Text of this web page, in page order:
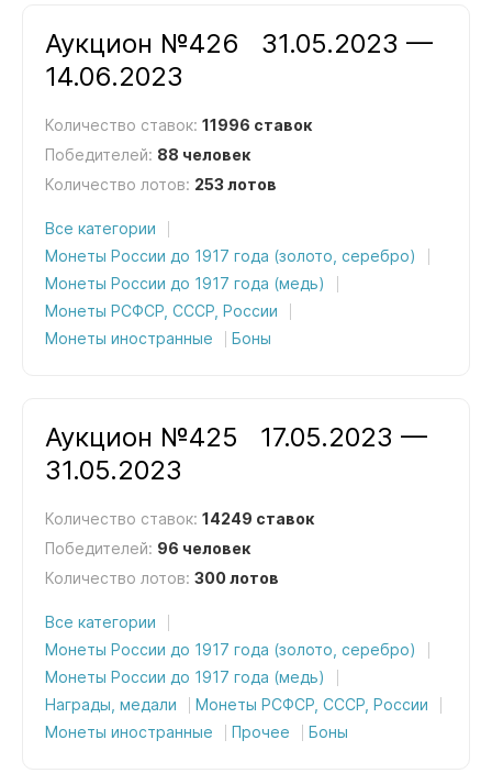
Аукцион №426
31.05.2023 —
14.06.2023
Количество ставок: 11996 ставок
Победителей: 88 человек
Количество лотов: 253 лотов
Все категории
Монеты России до 1917 года (золото, серебро)
Монеты России до 1917 года (медь)
Монеты РСФСР, СССР, России
Монеты иностранные
Боны
Аукцион №425
17.05.2023 —
31.05.2023
Количество ставок: 14249 ставок
Победителей: 96 человек
Количество лотов: 300 лотов
Все категории
Монеты России до 1917 года (золото, серебро)
Монеты России до 1917 года (медь)
Награды, медали
Монеты РСФСР, СССР, России
Монеты иностранные
Прочее Боны